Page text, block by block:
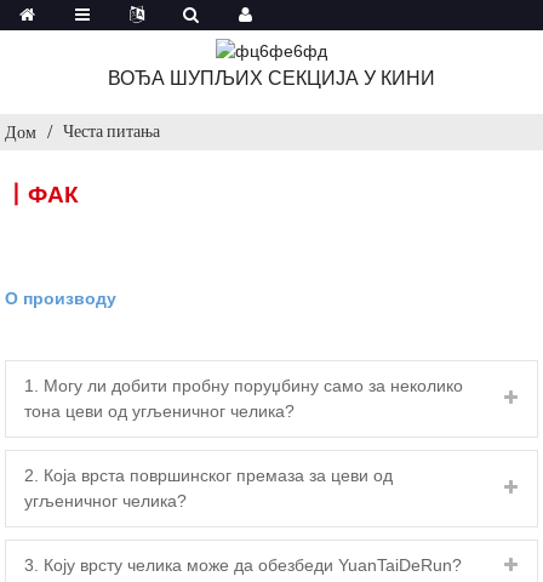
ВОЂА ШУПЉИХ СЕКЦИЈА У КИНИ
Дом Честа питања
丨ФАК
О производу
1. Могу ли добити пробну поруџбину само за неколико
тона цеви од угљеничног челика?
2. Која врста површинског премаза за цеви од
угљеничног челика?
3. Коју врсту челика може да обезбеди YuanTaiDeRun?